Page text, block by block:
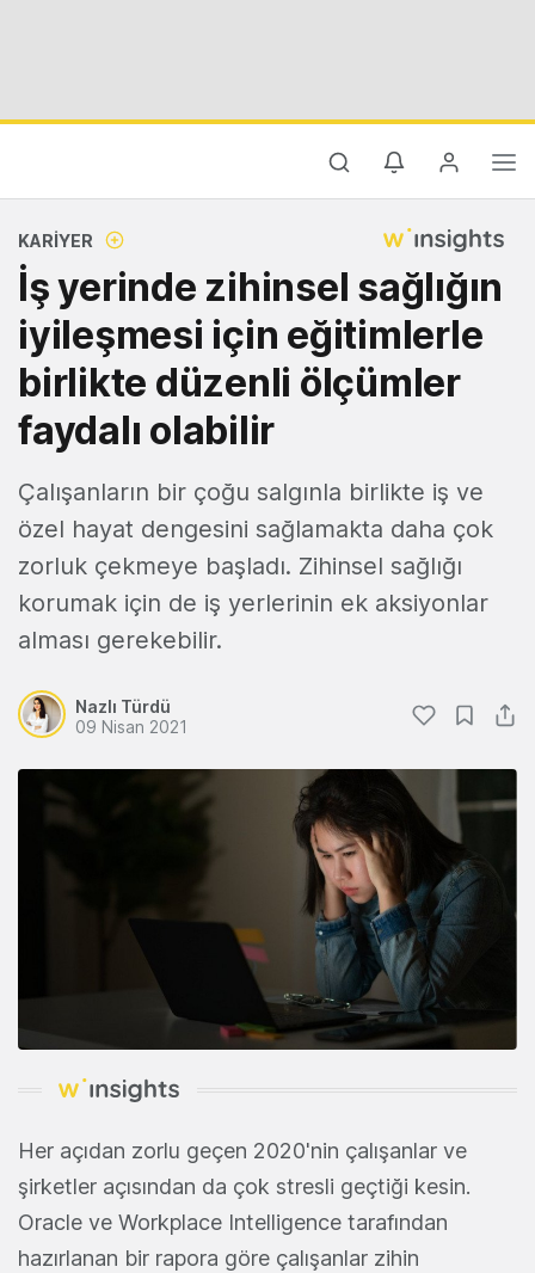
KARIYER
İş yerinde zihinsel sağlığın
iyileşmesi için eğitimlerle
birlikte düzenli ölçümler
faydalı olabilir
Çalışanların bir çoğu salgınla birlikte iş ve
özel hayat dengesini sağlamakta daha çok
zorluk çekmeye başladı. Zihinsel sağlığı
korumak için de iş yerlerinin ek aksiyonlar
alması gerekebilir.
Nazlı Türdü
09 Nisan 2021
Her açıdan zorlu geçen 2020'nin çalışanlar ve
şirketler açısından da çok stresli geçtiği kesin.
Oracle ve Workplace Intelligence tarafından
hazırlanan bir rapora göre çalışanlar zihin